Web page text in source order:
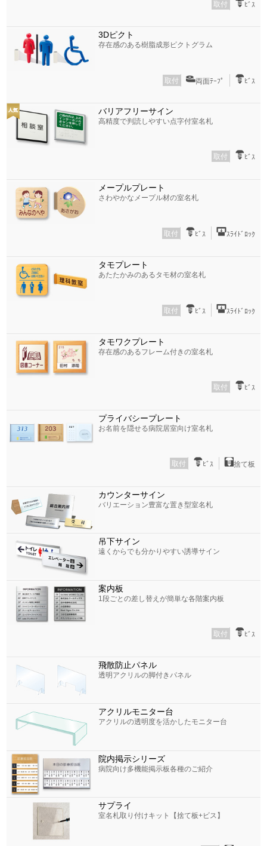
取付 ﾋﾞｽ
3Dピクト
存在感のある樹脂成形ピクトグラム
取付 両面ﾃｰﾌﾟ ﾋﾞｽ
バリアフリーサイン
高精度で判読しやすい点字付室名札
取付 ﾋﾞｽ
メープルプレート
さわやかなメープル材の室名札
取付 ﾋﾞｽ ｽﾗｲﾄﾞﾛｯｸ
タモプレート
あたたかみのあるタモ材の室名札
取付 ﾋﾞｽ ｽﾗｲﾄﾞﾛｯｸ
タモワクプレート
存在感のあるフレーム付きの室名札
取付 ﾋﾞｽ
プライバシープレート
お名前を隠せる病院居室向け室名札
取付 ﾋﾞｽ 捨て板
カウンターサイン
バリエーション豊富な置き型室名札
吊下サイン
遠くからでも分かりやすい誘導サイン
案内板
1段ごとの差し替えが簡単な各階案内板
取付 ﾋﾞｽ
飛散防止パネル
透明アクリルの脚付きパネル
アクリルモニター台
アクリルの透明度を活かしたモニター台
院内掲示シリーズ
病院向け多機能掲示板各種のご紹介
サプライ
室名札取り付けキット【捨て板+ビス】